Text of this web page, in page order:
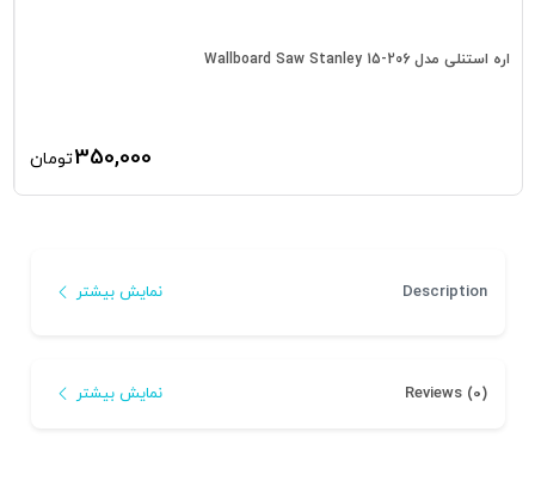
اره استنلی مدل 206-15 Wallboard Saw Stanley
350,000تومان
Description نمایش بیشتر
Reviews (0) نمایش بیشتر